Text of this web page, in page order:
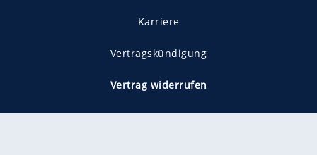
Karriere
Vertragskündigung
Vertrag widerrufen